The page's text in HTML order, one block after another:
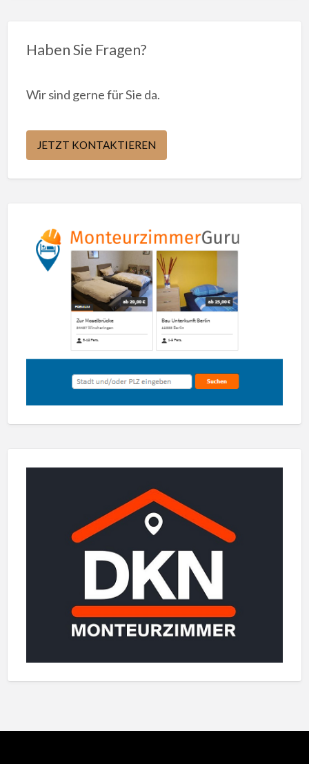
Haben Sie Fragen?
Wir sind gerne für Sie da.
JETZT KONTAKTIEREN